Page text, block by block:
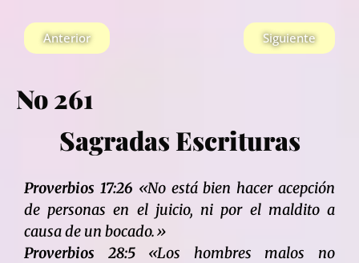
Anterior Siguiente
No 261
Sagradas Escrituras
Proverbios 17:26 «No está bien hacer acepción
de personas en el juicio, ni por el maldito a
causa de un bocado.»
Proverbios 28:5«Los hombres malos no